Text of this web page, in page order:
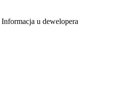
Informacja u dewelopera